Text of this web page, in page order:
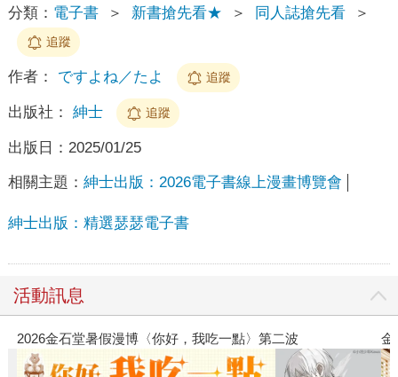
分類： 電子書 ＞ 新書搶先看★ ＞ 同人誌搶先看 ＞
追蹤
作者： ですよね／たよ 追蹤
出版社： 紳士 追蹤
出版日： 2025/01/25
相關主題： 紳士出版：2026電子書線上漫畫博覽會
紳士出版：精選瑟瑟電子書
活動訊息
堂暑假漫博〈你好，我吃一點〉第二波 金石堂2026